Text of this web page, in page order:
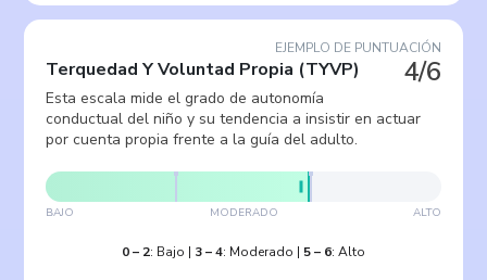
EJEMPLO DE PUNTUACIÓN
4/6
Terquedad Y Voluntad Propia (TYVP)
Esta escala mide el grado de autonomía
conductual del niño y su tendencia a insistir en actuar
por cuenta propia frente a la guía del adulto.
BAJO MODERADO ALTO
0– 2: Bajo | 3–4: Moderado | 5– 6: Alto